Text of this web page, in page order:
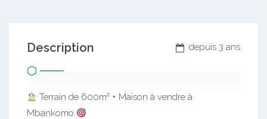
depuis 3 ans
Description
Terrain de 600m² + Maison à vendre à
Mbankomo